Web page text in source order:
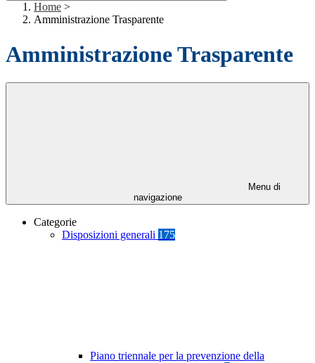
Home >
Amministrazione Trasparente
Amministrazione Trasparente
Menu di
navigazione
Categorie
Disposizioni generali 175
Piano triennale per la prevenzione della